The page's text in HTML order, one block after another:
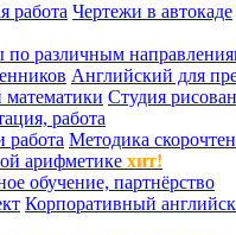
работа Чертежи в автокаде
по различным
Английский для
Студия
работа
работа Методика
арифметике хит!
обучение, партнёрство
Корпоративный